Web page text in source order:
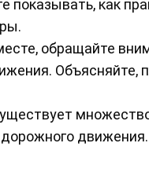
показывать, как
обращайте